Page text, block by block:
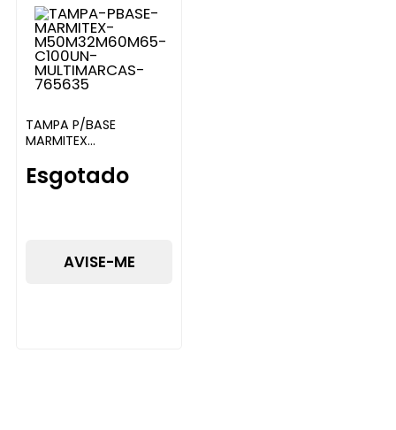
TAMPA P/BASE
MARMITEX
C/100UN MULTIMARCAS
Esgotado
AVISE-ME